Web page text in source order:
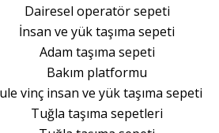
Dairesel operatör sepeti
İnsan ve yük taşıma sepeti
Adam taşıma sepeti
Bakım platformu
vinç insan ve yük taşıma sepeti
Tuğla taşıma sepetleri